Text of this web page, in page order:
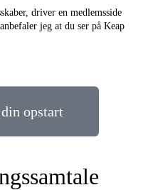
driver en medlemsside
jeg at du ser på Keap
opstart